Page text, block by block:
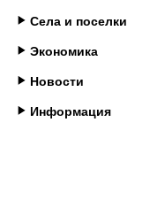
Села и поселки
Экономика
Новости
Информация